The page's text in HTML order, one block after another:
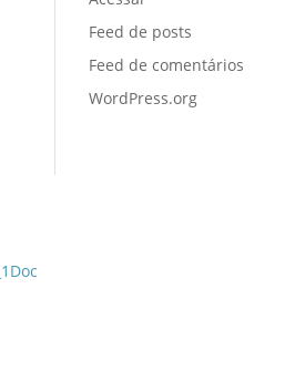
Feed de posts
Feed de comentários
WordPress.org